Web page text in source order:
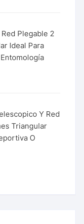
Plegable 2
Ideal Para
Y Red
Triangular
O